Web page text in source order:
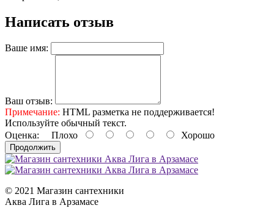
Написать отзыв
Ваше имя:
Ваш отзыв:
Примечание: HTML разметка не поддерживается!
Используйте обычный текст.
Оценка: Плохо Хорошо
Продолжить
© 2021 Магазин сантехники
Аква Лига в Арзамасе